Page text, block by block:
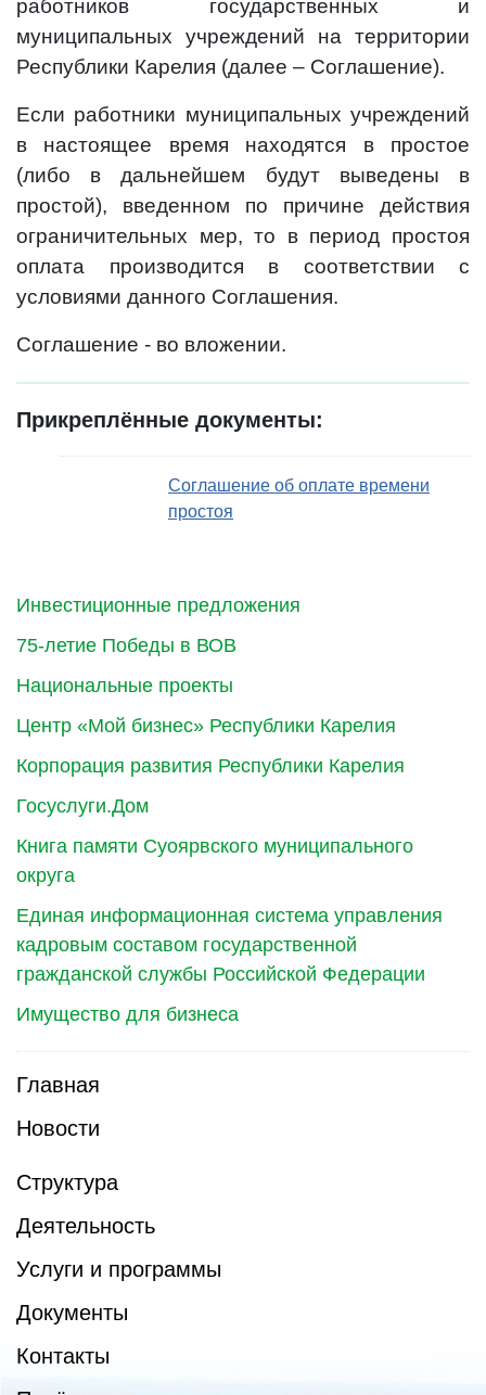
Инвестиционные предложения
75-летие Победы в ВОВ
Национальные проекты
Центр «Мой бизнес» Республики Карелия
Корпорация развития Республики Карелия
Госуслуги.Дом
Книга памяти Суоярвского муниципального
округа
Единая информационная система управления
кадровым составом государственной
гражданской службы Российской Федерации
Имущество для бизнеса
Главная
Новости
Структура
Деятельность
Услуги и программы
Документы
Контакты
работников государственных и
муниципальных учреждений на территории
Республики Карелия (далее – Соглашение).
Если работники муниципальных учреждений
в настоящее время находятся в простое
(либо в дальнейшем будут выведены в
простой), введенном по причине действия
ограничительных мер, то в период простоя
оплата производится в соответствии с
условиями данного Соглашения.
Соглашение - во вложении.
Прикреплённые документы:
Соглашение об оплате времени
простоя